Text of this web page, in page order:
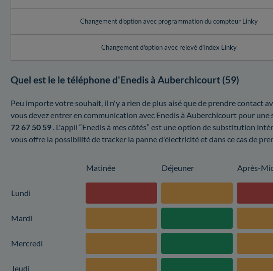
Changement d'option avec programmation du compteur Linky
Changement d'option avec relevé d’index Linky
Quel est le le téléphone d'Enedis à Auberchicourt (59)
Peu importe votre souhait, il n'y a rien de plus aisé que de prendre contact
vous devez entrer en communication avec Enedis à Auberchicourt pour
72 67 50 59 . L'appli “Enedis à mes côtés” est une option de substitution
vous offre la possibilité de tracker la panne d'électricité et dans ce cas de
Matinée Déjeuner Après-
Lundi
Mardi
Mercredi
Jeudi